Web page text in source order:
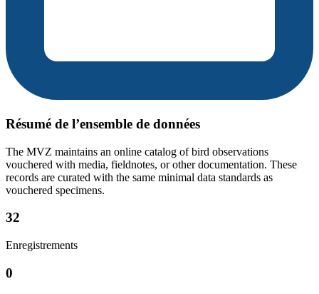
Résumé de l’ensemble de données
The MVZ maintains an online catalog of bird observations
vouchered with media, fieldnotes, or other documentation. These
records are curated with the same minimal data standards as
vouchered specimens.
32
Enregistrements
0